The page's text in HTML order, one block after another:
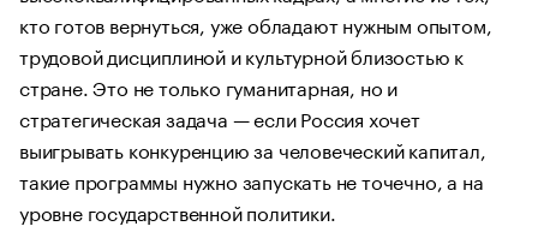
кто готов вернуться, уже обладают нужным опытом,
трудовой дисциплиной и культурной близостью к
стране. Это не только гуманитарная, но и
стратегическая задача — если Россия хочет
выигрывать конкуренцию за человеческий капитал,
такие программы нужно запускать не точечно, а на
уровне государственной политики.